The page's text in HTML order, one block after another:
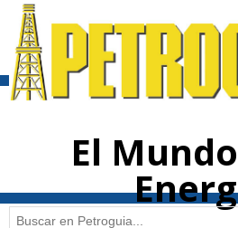
contenido
El
Buscar